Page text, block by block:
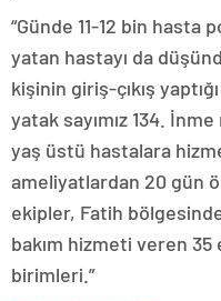
“Günde 11-12 bin hasta
yatan hastayı da
kişinin giriş-çıkış
yatak sayımız 134.
yaş üstü hastalara
ameliyatlardan 20 gün
ekipler, Fatih
bakım hizmeti veren
birimleri.”